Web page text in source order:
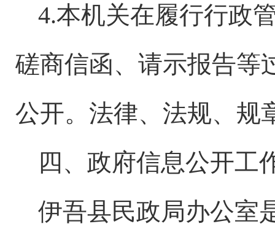
4.本机关在履行行政
磋商信函、请示报告等
公开。法律、法规、规
四、政府信息公开工
伊吾县民政局办公室